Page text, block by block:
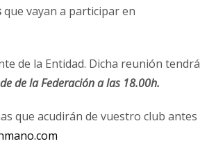
que vayan a participar en
de la Entidad. Dicha reunión tendrá
de la Federación a las 18.00h.
que acudirán de vuestro club antes